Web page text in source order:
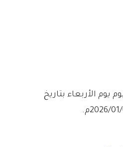
يوم الأربعاء بتاريخ